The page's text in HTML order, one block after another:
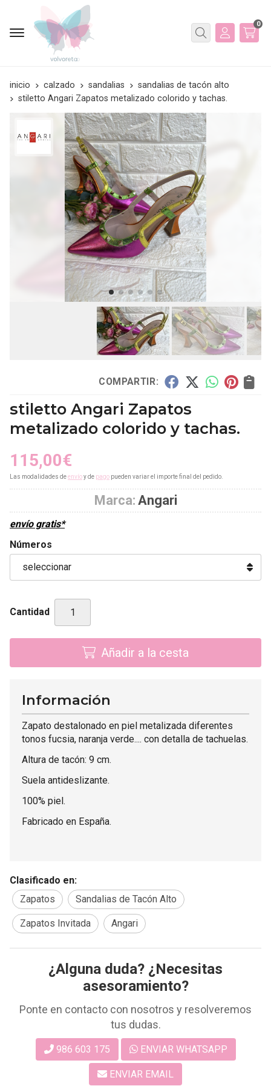
Buscar
0
inicio calzado sandalias
sandalias de tacón alto
stiletto Angari Zapatos metalizado colorido y tachas.
COMPARTIR:
stiletto Angari Zapatos
metalizado colorido y tachas.
115,00€
Las modalidades deenvíoy de pago pueden variar el importe final del pedido.
Marca: Angari
envío gratis*
Números
Cantidad
Añadir a la cesta
Información
Zapato destalonado en piel metalizada diferentes
tonos fucsia, naranja verde.... con detalla de tachuelas.
Altura de tacón: 9 cm.
Suela antideslizante.
100% piel.
Fabricado en España.
Clasificado en:
Zapatos
Sandalias de Tacón Alto
Zapatos Invitada Angari
¿Alguna duda? ¿Necesitas
asesoramiento?
Ponte en contacto con nosotros y resolveremos
tus dudas.
986 603 175 ENVIAR WHATSAPP
ENVIAR EMAIL